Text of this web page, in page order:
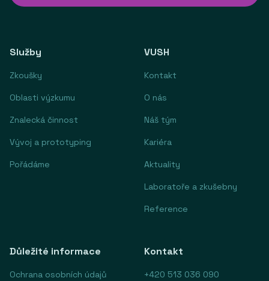
Služby
Zkoušky
Oblasti výzkumu
Znalecká činnost
Vývoj a prototyping
Pořádáme
VUSH
Kontakt
O nás
Náš tým
Kariéra
Aktuality
Laboratoře a zkušebny
Reference
Důležité informace
Ochrana osobních údajů
Kontakt
+420 513 036 090